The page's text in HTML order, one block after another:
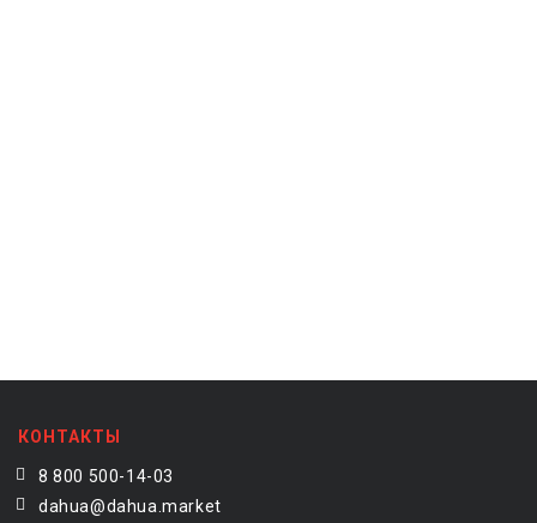
КОНТАКТЫ
8 800 500-14-03
dahua@dahua.market